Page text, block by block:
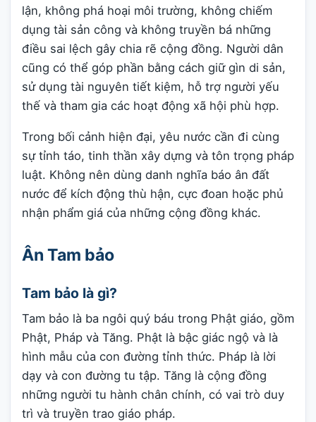
lận, không phá hoại môi trường, không chiếm
dụng tài sản công và không truyền bá những
điều sai lệch gây chia rẽ cộng đồng. Người dân
cũng có thể góp phần bằng cách giữ gìn di sản,
sử dụng tài nguyên tiết kiệm, hỗ trợ người yếu
thế và tham gia các hoạt động xã hội phù hợp.
Trong bối cảnh hiện đại, yêu nước cần đi cùng
sự tỉnh táo, tinh thần xây dựng và tôn trọng pháp
luật. Không nên dùng danh nghĩa báo ân đất
nước để kích động thù hận, cực đoan hoặc phủ
nhận phẩm giá của những cộng đồng khác.
Ân Tam bảo
Tam bảo là gì?
Tam bảo là ba ngôi quý báu trong Phật giáo, gồm
Phật, Pháp và Tăng. Phật là bậc giác ngộ và là
hình mẫu của con đường tỉnh thức. Pháp là lời
dạy và con đường tu tập. Tăng là cộng đồng
những người tu hành chân chính, có vai trò duy
trì và truyền trao giáo pháp.